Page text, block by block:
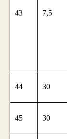
43 7,5
44 30
45 30